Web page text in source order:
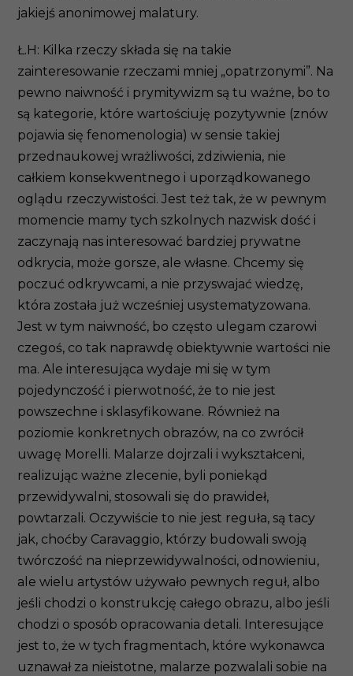
jakiejś anonimowej malatury.
Ł.H: Kilka rzeczy składa się na takie
zainteresowanie rzeczami mniej „opatrzonymi”. Na
pewno naiwność i prymitywizm są tu ważne, bo to
są kategorie, które wartościuję pozytywnie (znów
pojawia się fenomenologia) w sensie takiej
przednaukowej wrażliwości, zdziwienia, nie
całkiem konsekwentnego i uporządkowanego
oglądu rzeczywistości. Jest też tak, że w pewnym
momencie mamy tych szkolnych nazwisk dość i
zaczynają nas interesować bardziej prywatne
odkrycia, może gorsze, ale własne. Chcemy się
poczuć odkrywcami, a nie przyswajać wiedzę,
która została już wcześniej usystematyzowana.
Jest w tym naiwność, bo często ulegam czarowi
czegoś, co tak naprawdę obiektywnie wartości nie
ma. Ale interesująca wydaje mi się w tym
pojedynczość i pierwotność, że to nie jest
powszechne i sklasyfikowane. Również na
poziomie konkretnych obrazów, na co zwrócił
uwagę Morelli. Malarze dojrzali i wykształceni,
realizując ważne zlecenie, byli poniekąd
przewidywalni, stosowali się do prawideł,
powtarzali. Oczywiście to nie jest reguła, są tacy
jak, choćby Caravaggio, którzy budowali swoją
twórczość na nieprzewidywalności, odnowieniu,
ale wielu artystów używało pewnych reguł, albo
jeśli chodzi o konstrukcję całego obrazu, albo jeśli
chodzi o sposób opracowania detali. Interesujące
jest to, że w tych fragmentach, które wykonawca
uznawał za nieistotne, malarze pozwalali sobie na